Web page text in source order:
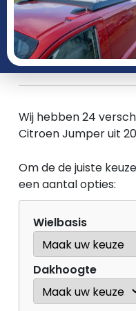
JAAR
PRODUCTGROEP
Wij hebben 24
Citroen Jumper uit
Om de de juiste
een aantal opties:
Wielbasis
Dakhoogte